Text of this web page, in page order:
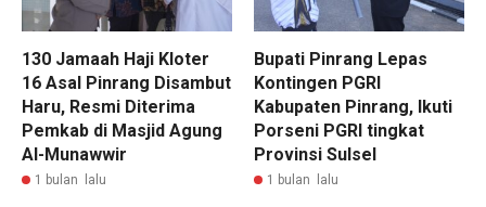
130 Jamaah Haji Kloter
16 Asal Pinrang Disambut
Haru, Resmi Diterima
Pemkab di Masjid Agung
Al-Munawwir
1 bulan lalu
Bupati Pinrang Lepas
Kontingen PGRI
Kabupaten Pinrang, Ikuti
Porseni PGRI tingkat
Provinsi Sulsel
1 bulan lalu